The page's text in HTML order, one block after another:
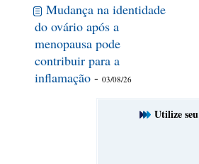
Mudança na identidade
do ovário após a
menopausa pode
contribuir para a
inflamação - 03/08/26
Utilize seu